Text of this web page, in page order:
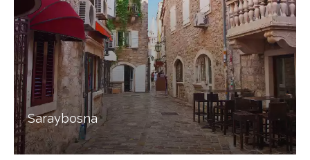
Saraybosna